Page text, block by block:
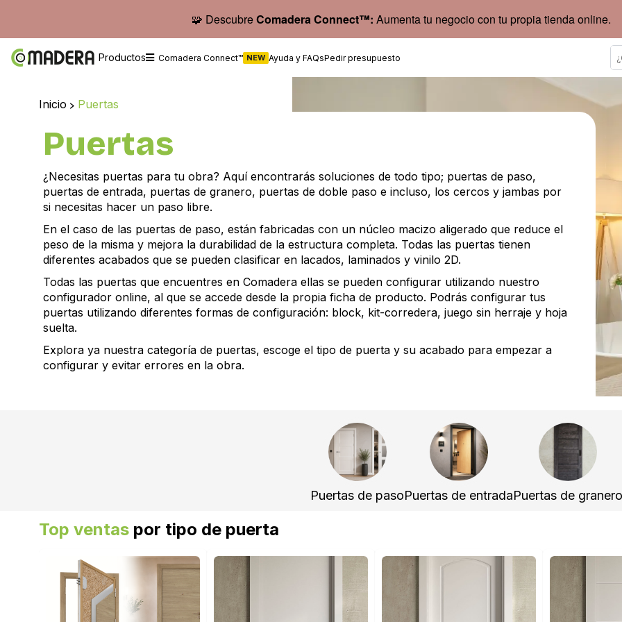
🧩 DescubreComadera Connect™: Aumenta tu negocio con tu propia tienda online.
Productos Comadera Connect™ NEW Ayuda y FAQsPedir presupuesto
Inicio > Puertas
Puertas
¿Necesitas puertas para tu obra? Aquí encontrarás soluciones de todo tipo; puertas de paso,
puertas de entrada, puertas de granero, puertas de doble paso e incluso, los cercos y jambas por
si necesitas hacer un paso libre.
En el caso de las puertas de paso, están fabricadas con un núcleo macizo aligerado que reduce el
peso de la misma y mejora la durabilidad de la estructura completa. Todas las puertas tienen
diferentes acabados que se pueden clasificar en lacados, laminados y vinilo 2D.
Todas las puertas que encuentres en Comadera ellas se pueden configurar utilizando nuestro
configurador online, al que se accede desde la propia ficha de producto. Podrás configurar tus
puertas utilizando diferentes formas de configuración: block, kit-corredera, juego sin herraje y hoja
suelta.
Explora ya nuestra categoría de puertas, escoge el tipo de puerta y su acabado para empezar a
configurar y evitar errores en la obra.
Puertas de pasoPuertas de entradaPuertas de granero
Top ventas por tipo de puerta